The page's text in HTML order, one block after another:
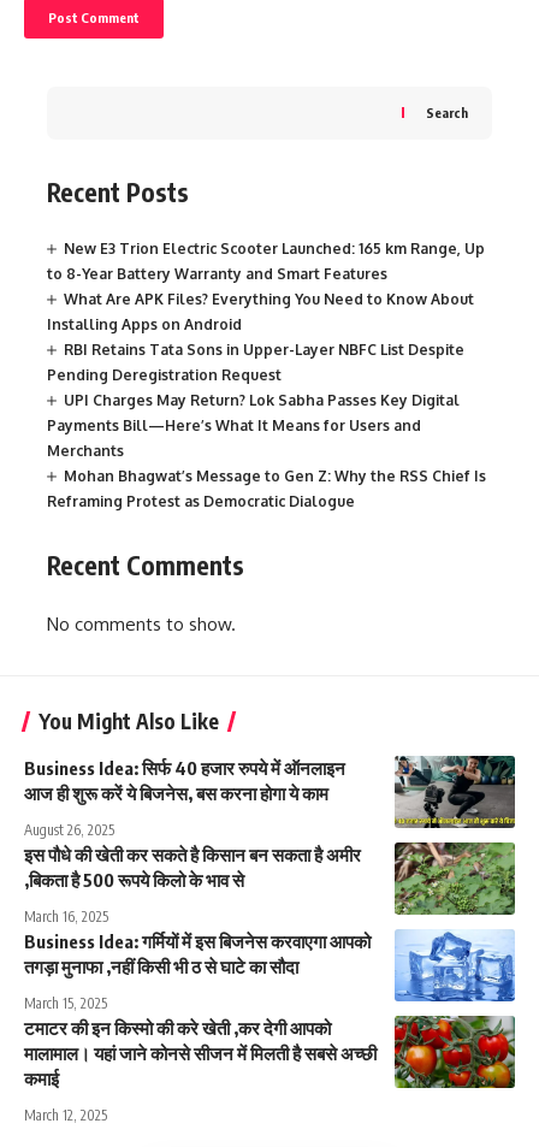
Search
Recent Posts
New E3 Trion Electric Scooter Launched: 165 km Range, Up
to 8-Year Battery Warranty and Smart Features
What Are APK Files? Everything You Need to Know About
Installing Apps on Android
RBI Retains Tata Sons in Upper-Layer NBFC List Despite
Pending Deregistration Request
UPI Charges May Return? Lok Sabha Passes Key Digital
Payments Bill—Here’s What It Means for Users and
Merchants
Mohan Bhagwat’s Message to Gen Z: Why the RSS Chief Is
Reframing Protest as Democratic Dialogue
Recent Comments
No comments to show.
You Might Also Like
Business Idea: सिर्फ 40 हजार रुपये में ऑनलाइन
आज ही शुरू करें ये बिजनेस, बस करना होगा ये काम
August 26, 2025
इस पौधे की खेती कर सकते है किसान बन सकता है अमीर
,बिकता है 500 रूपये किलो के भाव से
March 16, 2025
Business Idea: गर्मियों में इस बिजनेस करवाएगा आपको
तगड़ा मुनाफा ,नहीं किसी भी ठ से घाटे का सौदा
March 15, 2025
टमाटर की इन किस्मो की करे खेती ,कर देगी आपको
मालामाल। यहां जाने कोनसे सीजन में मिलती है सबसे अच्छी
कमाई
March 12, 2025